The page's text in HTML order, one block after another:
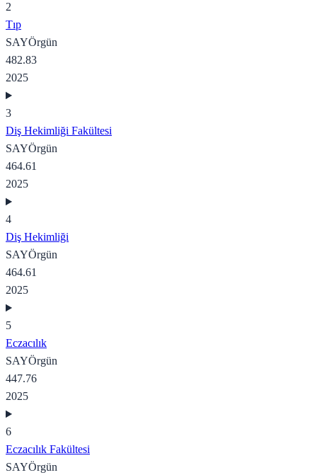
2
Tıp
SAYÖrgün
482.83
2025
3
Diş Hekimliği Fakültesi
SAYÖrgün
464.61
2025
4
Diş Hekimliği
SAYÖrgün
464.61
2025
5
Eczacılık
SAYÖrgün
447.76
2025
6
Eczacılık Fakültesi
SAYÖrgün